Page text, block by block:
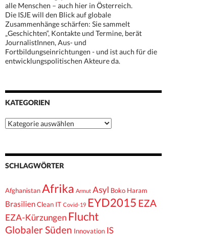
alle Menschen – auch hier in Österreich.
Die ISJE will den Blick auf globale
Zusammenhänge schärfen: Sie sammelt
„Geschichten“, Kontakte und Termine, berät
JournalistInnen, Aus- und
Fortbildungseinrichtungen - und ist auch für die
entwicklungspolitischen Akteure da.
KATEGORIEN
Kategorien
SCHLAGWÖRTER
AfghanistanAfrika Armut Asyl Boko Haram
BrasilienClean IT Covid-19 EYD2015 EZA
EZA-Kürzungen Flucht
Globaler Süden Innovation IS